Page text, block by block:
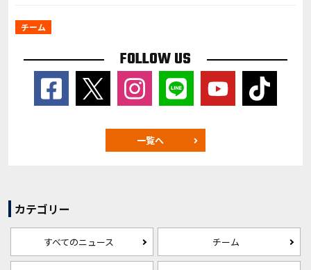
チーム
FOLLOW US
一覧へ
カテゴリー
すべてのニュース チーム